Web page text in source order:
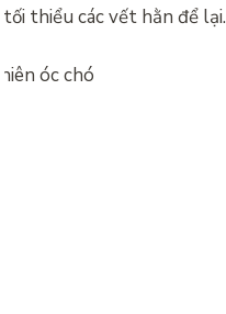
thiểu các vết hằn để lại.